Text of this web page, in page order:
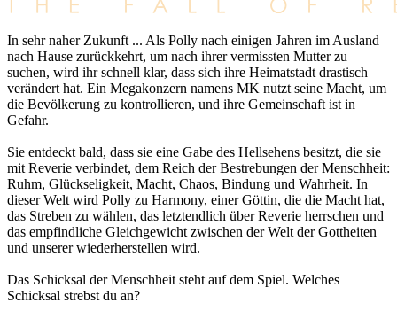
In sehr naher Zukunft ... Als Polly nach einigen Jahren im Ausland
nach Hause zurückkehrt, um nach ihrer vermissten Mutter zu
suchen, wird ihr schnell klar, dass sich ihre Heimatstadt drastisch
verändert hat. Ein Megakonzern namens MK nutzt seine Macht, um
die Bevölkerung zu kontrollieren, und ihre Gemeinschaft ist in
Gefahr.
Sie entdeckt bald, dass sie eine Gabe des Hellsehens besitzt, die sie
mit Reverie verbindet, dem Reich der Bestrebungen der Menschheit:
Ruhm, Glückseligkeit, Macht, Chaos, Bindung und Wahrheit. In
dieser Welt wird Polly zu Harmony, einer Göttin, die die Macht hat,
das Streben zu wählen, das letztendlich über Reverie herrschen und
das empfindliche Gleichgewicht zwischen der Welt der Gottheiten
und unserer wiederherstellen wird.
Das Schicksal der Menschheit steht auf dem Spiel. Welches
Schicksal strebst du an?